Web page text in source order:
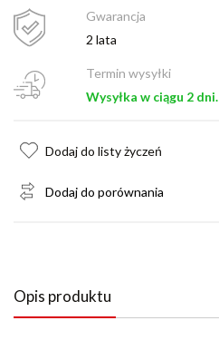
Gwarancja
2 lata
Termin wysyłki
Wysyłka w ciągu 2 dni.
Dodaj do listy życzeń
Dodaj do porównania
Opis produktu